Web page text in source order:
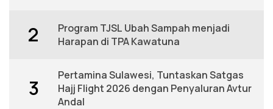
2
Program TJSL Ubah Sampah menjadi
Harapan di TPA Kawatuna
3
Pertamina Sulawesi, Tuntaskan Satgas
Hajj Flight 2026 dengan Penyaluran Avtur
Andal